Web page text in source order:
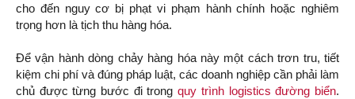
cho đến nguy cơ bị phạt vi phạm hành chính hoặc nghiêm
trọng hơn là tịch thu hàng hóa.
Để vận hành dòng chảy hàng hóa này một cách trơn tru, tiết
kiệm chi phí và đúng pháp luật, các doanh nghiệp cần phải làm
chủ được từng bước đi trongquy trình logistics đường biển.